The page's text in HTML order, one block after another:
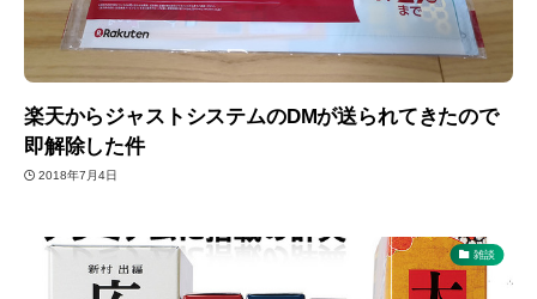
楽天からジャストシステムのDMが送られてきたので
即解除した件
2018年7月4日
雑談